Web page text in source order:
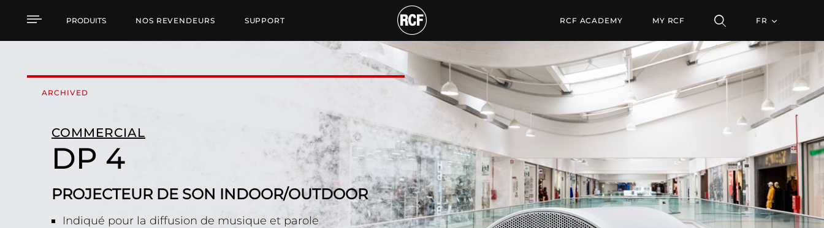
DP 4 PROJECTEUR DE SON INDOOR/OUTDOOR
PRODUITS NOS REVENDEURS SUPPORT RCF ACADEMY MY RCF FR
ARCHIVED
COMMERCIAL
DP 4
PROJECTEUR DE SON INDOOR/OUTDOOR
Indiqué pour la diffusion de musique et parole